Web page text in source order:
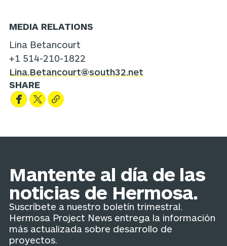
MEDIA RELATIONS
Lina Betancourt
+1 514-210-1822
Lina.Betancourt@south32.net
SHARE
Mantente al día de las
noticias de Hermosa.
Suscríbete a nuestro boletín trimestral.
Hermosa Project News entrega la información
más actualizada sobre desarrollo de
proyectos.